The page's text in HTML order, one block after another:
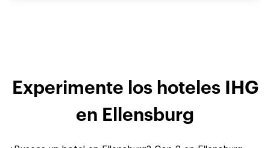
Experimente los hoteles IHG
en Ellensburg